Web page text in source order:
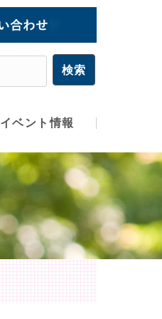
イベント情報